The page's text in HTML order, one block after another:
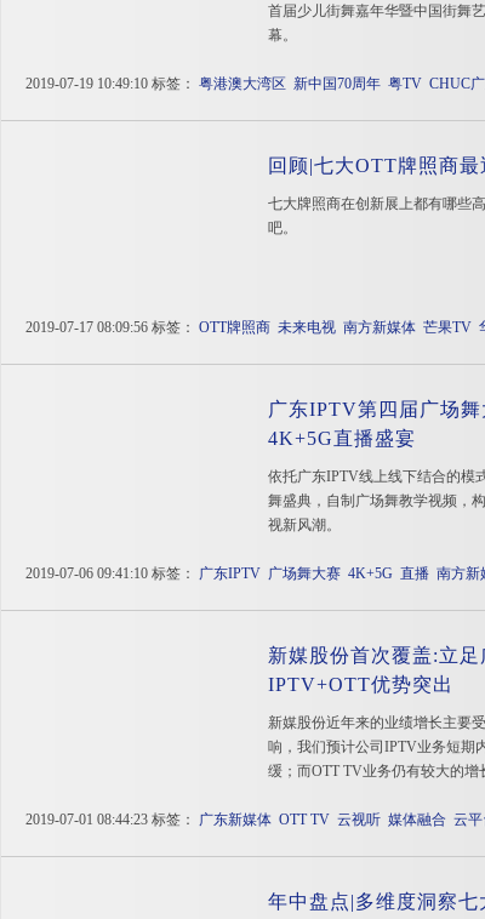
首届少儿街舞嘉年华暨中国街舞
幕。
2019-07-19 10:49:10 标签： 粤港澳大湾区 新中国70周年 粤TV CHUC
回顾|七大OTT牌照商
七大牌照商在创新展上都有哪些
吧。
2019-07-17 08:09:56 标签： OTT牌照商 未来电视 南方新媒体 芒果TV
广东IPTV第四届广场
4K+5G直播盛宴
依托广东IPTV线上线下结合的模
舞盛典，自制广场舞教学视频，
视新风潮。
2019-07-06 09:41:10 标签： 广东IPTV 广场舞大赛 4K+5G 直播 南方新
新媒股份首次覆盖:立
IPTV+OTT优势突出
新媒股份近年来的业绩增长主要
响，我们预计公司IPTV业务短期
缓；而OTT TV业务仍有较大的增
2019-07-01 08:44:23 标签： 广东新媒体 OTT TV 云视听 媒体融合 云平
年中盘点|多维度洞察